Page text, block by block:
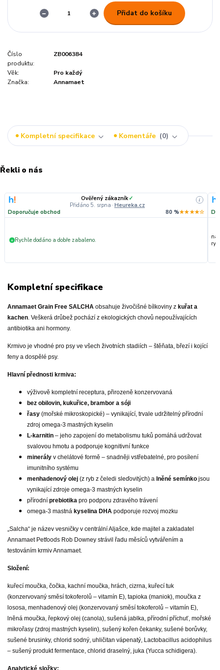
Přidat do košíku
Číslo
produktu:
ZB006384
Věk:
Pro každý
Značka:
Annamaet
Kompletní specifikace Komentáře 0
Řekli o nás
Ověřený zákazník✓
Přidáno 5. srpna · Heureka.cz
i
Doporučuje obchod 80 %★★★★☆
+ Rychle dodáno a dobře zabaleno.
Kompletní specifikace
Annamaet Grain Free SALCHA obsahuje živočišné bílkoviny z kuřat a
kachen. Veškerá drůbež pochází z ekologických chovů nepoužívajících
antibiotika ani hormony.
Krmivo je vhodné pro psy ve všech životních stadiích – štěňata, březí i kojící
feny a dospělé psy.
Hlavní přednosti krmiva:
výživově kompletní receptura, přirozeně konzervovaná
bez obilovin, kukuřice, brambor a sóji
řasy (mořské mikroskopické) – vynikající, trvale udržitelný přírodní
zdroj omega-3 mastných kyselin
L-karnitin – jeho zapojení do metabolismu tuků pomáhá udržovat
svalovou hmotu a podporuje kognitivní funkce
minerály v chelátové formě – snadněji vstřebatelné, pro posílení
imunitního systému
menhadenový olej (z ryb z čeledi sleďovitých) a lněné semínko jsou
vynikající zdroje omega-3 mastných kyselin
přírodní prebiotika pro podporu zdravého trávení
omega-3 mastná kyselina DHA podporuje rozvoj mozku
„Salcha“ je název vesničky v centrální Aljašce, kde majitel a zakladatel
Annamaet Petfoods Rob Downey strávil řadu měsíců vytvářením a
testováním krmiv Annamaet.
Složení:
kuřecí moučka, čočka, kachní moučka, hrách, cizrna, kuřecí tuk
(konzervovaný směsí tokoferolů – vitamín E), tapioka (maniok), moučka z
lososa, menhadenový olej (konzervovaný směsí tokoferolů – vitamín E),
lněná moučka, řepkový olej (canola), sušená jablka, přírodní příchuť, mořské
mikrořasy (zdroj mastných kyselin), sušený kořen čekanky, sušené borůvky,
sušené brusinky, chlorid sodný, uhličitan vápenatý, Lactobacillus acidophilus
– sušený produkt fermentace, chlorid draselný, juka (Yucca schidigera).
Analytické složky: